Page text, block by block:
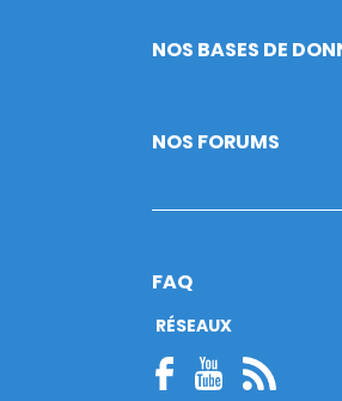
NOS BASES DE
NOS FORUMS
FAQ
RÉSEAUX